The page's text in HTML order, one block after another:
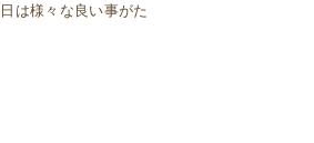
は様々な良い事がた